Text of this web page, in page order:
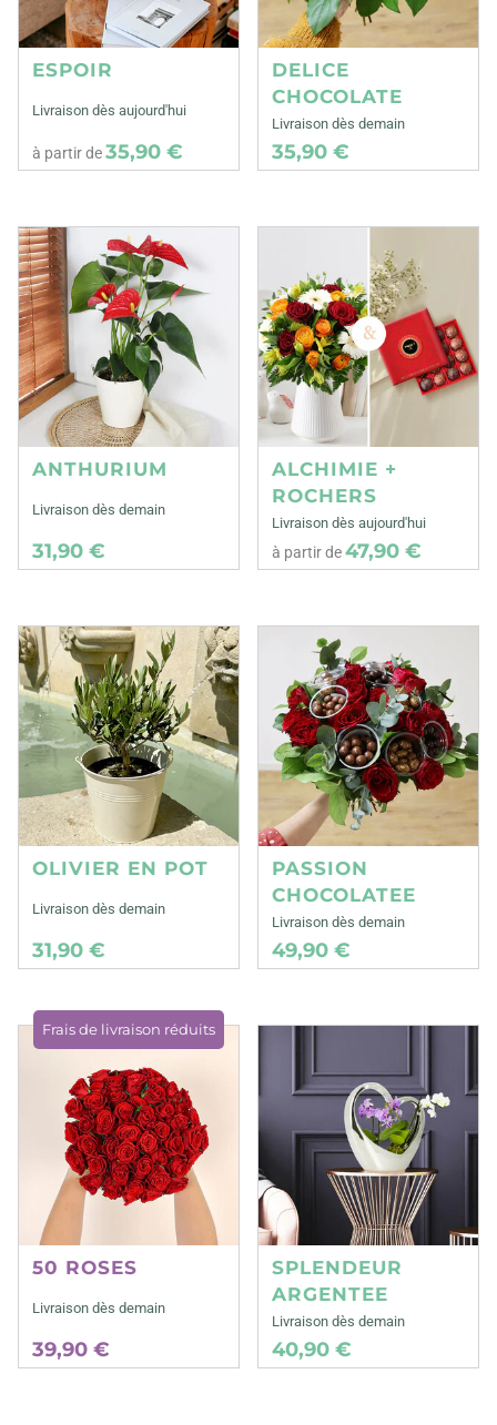
ESPOIR
Livraison dès aujourd'hui
à partir de35,90 €
DELICE
CHOCOLATE
Livraison dès demain
35,90 €
ANTHURIUM
Livraison dès demain
31,90 €
ALCHIMIE +
ROCHERS
Livraison dès aujourd'hui
à partir de47,90 €
OLIVIER EN POT
Livraison dès demain
31,90 €
PASSION
CHOCOLATEE
Livraison dès demain
49,90 €
Frais de livraison réduits
50 ROSES
Livraison dès demain
39,90 €
SPLENDEUR
ARGENTEE
Livraison dès demain
40,90 €